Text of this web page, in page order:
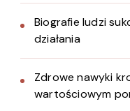
Biografie ludzi
działania
Zdrowe nawyki
wartościowym